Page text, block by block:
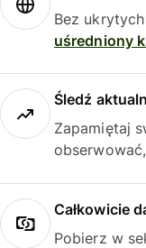
Bez
uśredniony
Śledź
Zapamiętaj
Całkowicie
Pobierz w